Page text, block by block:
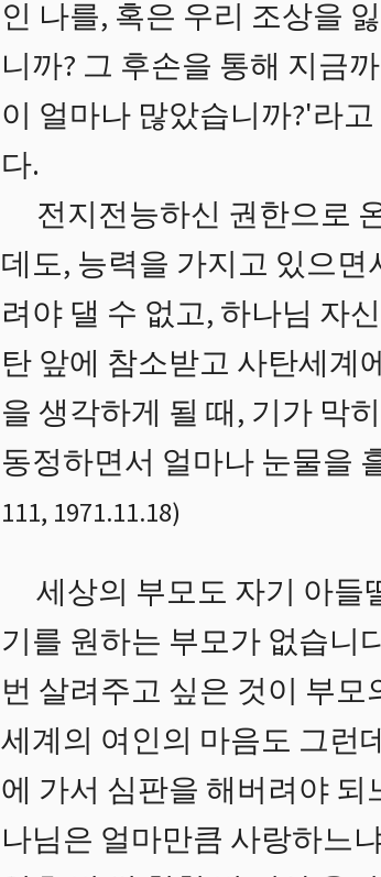
인 나를, 혹은 우리 조상을
니까? 그 후손을 통해 지금
이 얼마나 많았습니까?'라
다.
전지전능하신 권한으로
데도, 능력을 가지고 있으
려야 댈 수 없고, 하나님 자
탄 앞에 참소받고 사탄세계
을 생각하게 될 때, 기가 막
동정하면서 얼마나 눈물을
111, 1971.11.18)
세상의 부모도 자기 아들
기를 원하는 부모가 없습니
번 살려주고 싶은 것이 부
세계의 여인의 마음도 그런
에 가서 심판을 해버려야
나님은 얼마만큼 사랑하느